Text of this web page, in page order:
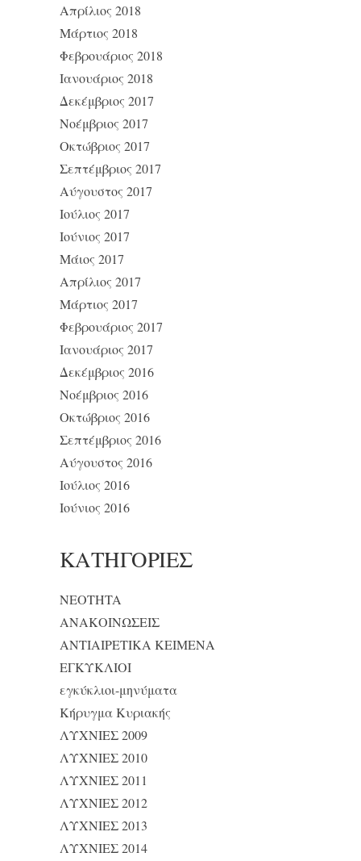
Απρίλιος 2018
Μάρτιος 2018
Φεβρουάριος 2018
Ιανουάριος 2018
Δεκέμβριος 2017
Νοέμβριος 2017
Οκτώβριος 2017
Σεπτέμβριος 2017
Αύγουστος 2017
Ιούλιος 2017
Ιούνιος 2017
Μάιος 2017
Απρίλιος 2017
Μάρτιος 2017
Φεβρουάριος 2017
Ιανουάριος 2017
Δεκέμβριος 2016
Νοέμβριος 2016
Οκτώβριος 2016
Σεπτέμβριος 2016
Αύγουστος 2016
Ιούλιος 2016
Ιούνιος 2016
KΑΤΗΓΟΡΊΕΣ
NEOTHTA
ΑΝΑΚΟΙΝΩΣΕΙΣ
ΑΝΤΙΑΙΡΕΤΙΚΑ ΚΕΙΜΕΝΑ
ΕΓΚΥΚΛΙΟΙ
εγκύκλιοι-μηνύματα
Κήρυγμα Κυριακής
ΛΥΧΝΙΕΣ 2009
ΛΥΧΝΙΕΣ 2010
ΛΥΧΝΙΕΣ 2011
ΛΥΧΝΙΕΣ 2012
ΛΥΧΝΙΕΣ 2013
ΛΥΧΝΙΕΣ 2014